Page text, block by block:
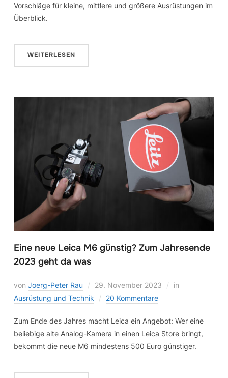
Vorschläge für kleine, mittlere und größere Ausrüstungen im
Überblick.
WEITERLESEN
Eine neue Leica M6 günstig? Zum Jahresende
2023 geht da was
von Joerg-Peter Rau 29. November 2023
in
Ausrüstung und Technik
20 Kommentare
Zum Ende des Jahres macht Leica ein Angebot: Wer eine
beliebige alte Analog-Kamera in einen Leica Store bringt,
bekommt die neue M6 mindestens 500 Euro günstiger.